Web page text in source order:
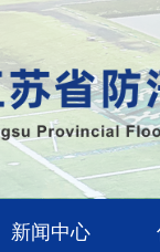
新闻中心